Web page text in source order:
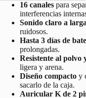
16 canales para
interferencias
Sonido claro a
ruidosos.
Hasta 3 días de
prolongadas.
Resistente al polvo
ligera y arena.
Diseño compacto y
sacarlo de la caja.
Auricular K de 2